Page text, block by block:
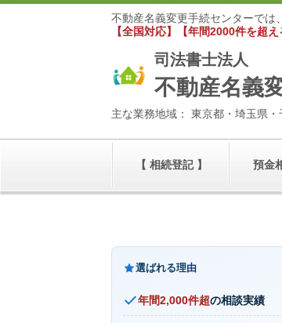
不動産名義変更手続センターでは
【全国対応】【年間2000件を超
司法書士法人
不動産名義
主な業務地域： 東京都・埼玉県
【 相続登記 】 預金
選ばれる理由
年間2,000件超の相談実績